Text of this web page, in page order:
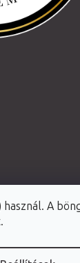
A
Premium